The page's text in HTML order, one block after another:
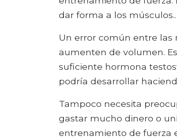
dar forma a los músculos..
Un error común entre las
aumenten de volumen.
suficiente hormona
podría desarrollar
Tampoco necesita
gastar mucho dinero o
entrenamiento de fuerza